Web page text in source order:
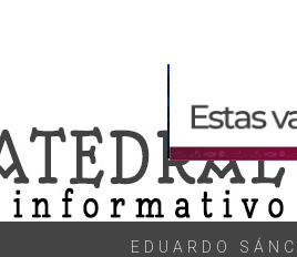
EDUARDO